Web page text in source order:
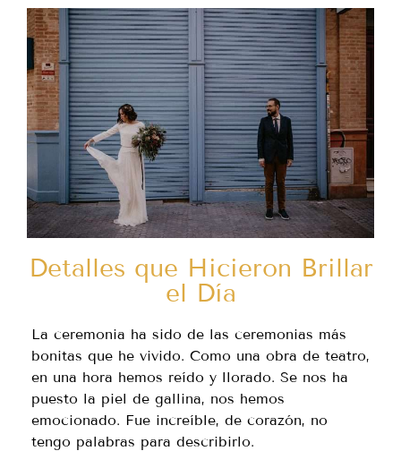
Detalles que Hicieron Brillar
el Día
La ceremonia ha sido de las ceremonias más
bonitas que he vivido. Como una obra de teatro,
en una hora hemos reído y llorado. Se nos ha
puesto la piel de gallina, nos hemos
emocionado. Fue increíble, de corazón, no
tengo palabras para describirlo.